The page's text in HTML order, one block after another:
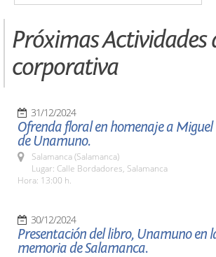
Próximas Actividades
corporativa
31/12/2024
Ofrenda floral en homenaje a Miguel
de Unamuno.
Salamanca (Salamanca)
Lugar: Calle Bordadores, Salamanca
Hora: 13:00 h.
30/12/2024
Presentación del libro, Unamuno en
memoria de Salamanca.